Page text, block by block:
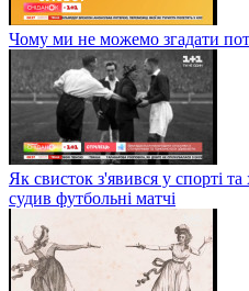
Чому ми не можемо згадати
Як свисток з'явився у спорті
судив футбольні матчі